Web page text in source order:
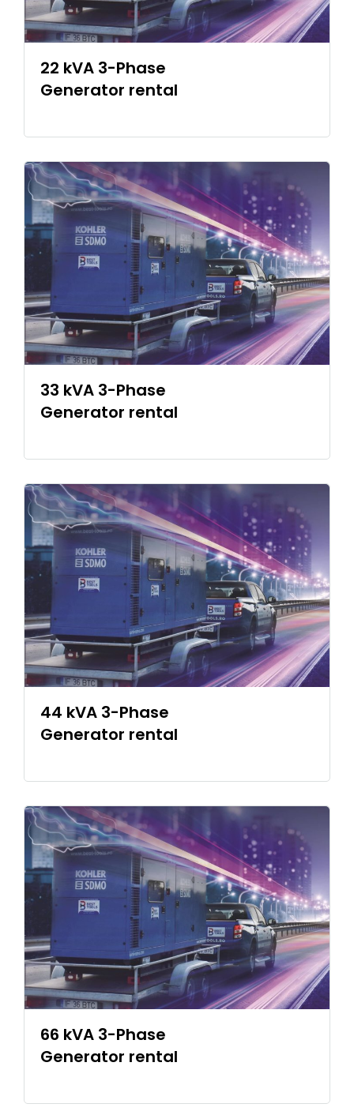
22 kVA 3-Phase
Generator rental
33 kVA 3-Phase
Generator rental
44 kVA 3-Phase
Generator rental
66 kVA 3-Phase
Generator rental